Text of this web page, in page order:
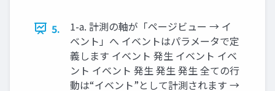
5.
1-a. 計測の軸が「ページビュー → イ
ベント」へ イベントはパラメータで定
義します イベント 発生 イベント イベ
ント イベント 発生 発生 発生 全ての行
動は“イベント”として計測されます →